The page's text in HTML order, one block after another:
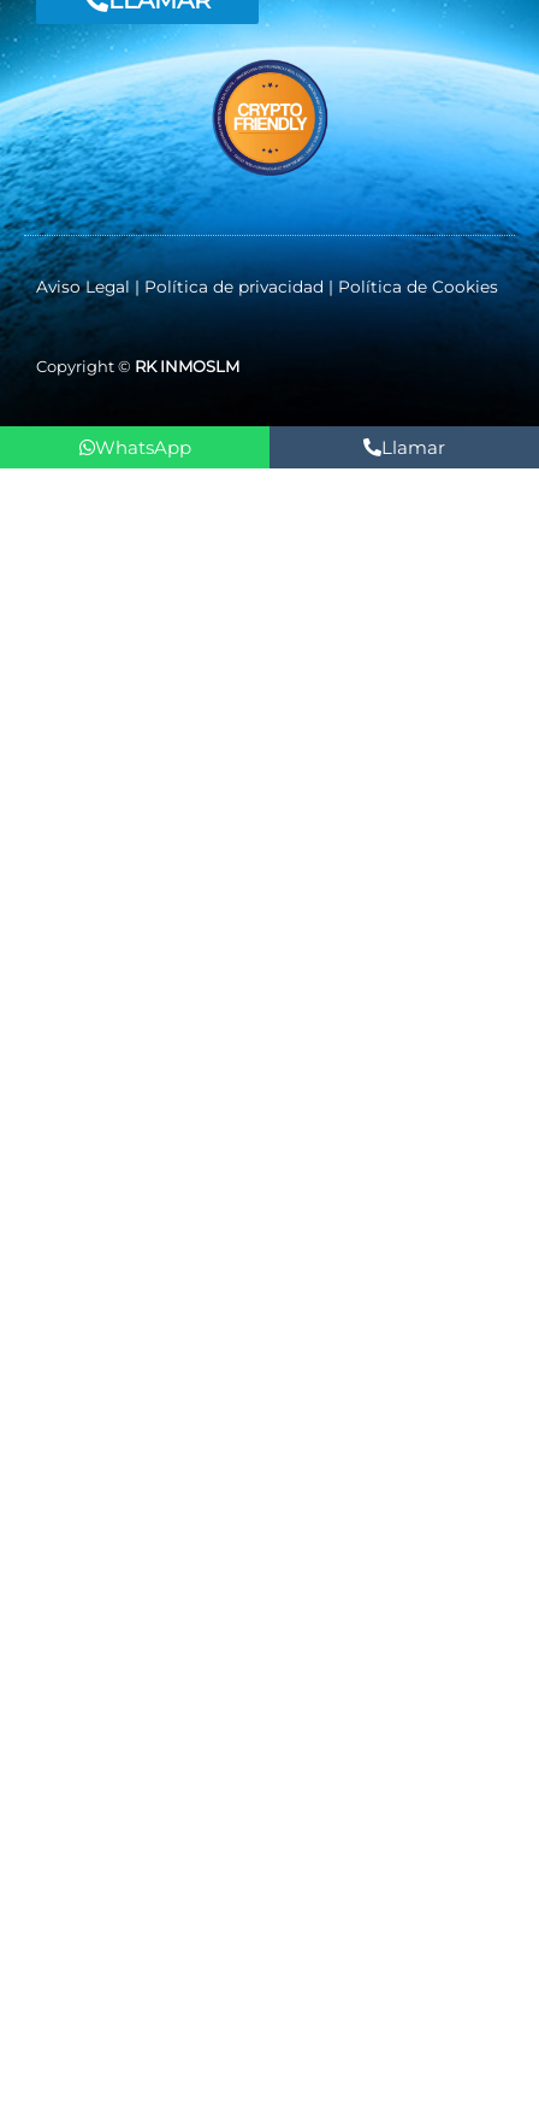
Aviso Legal | Política de privacidad | Política de Cookies
Copyright © RK INMOSLM
WhatsApp Llamar